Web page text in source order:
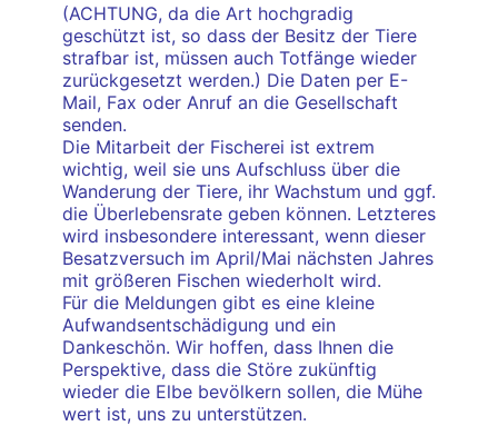
(ACHTUNG, da die Art hochgradig
geschützt ist, so dass der Besitz der Tiere
strafbar ist, müssen auch Totfänge wieder
zurückgesetzt werden.) Die Daten per E-
Mail, Fax oder Anruf an die Gesellschaft
senden.
Die Mitarbeit der Fischerei ist extrem
wichtig, weil sie uns Aufschluss über die
Wanderung der Tiere, ihr Wachstum und ggf.
die Überlebensrate geben können. Letzteres
wird insbesondere interessant, wenn dieser
Besatzversuch im April/Mai nächsten Jahres
mit größeren Fischen wiederholt wird.
Für die Meldungen gibt es eine kleine
Aufwandsentschädigung und ein
Dankeschön. Wir hoffen, dass Ihnen die
Perspektive, dass die Störe zukünftig
wieder die Elbe bevölkern sollen, die Mühe
wert ist, uns zu unterstützen.